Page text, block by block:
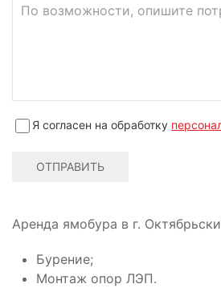
Я согласен на обработку
ОТПРАВИТЬ
Apендa ямoбурa в г.
Буpение;
Монтаж oпоp ЛЭП.